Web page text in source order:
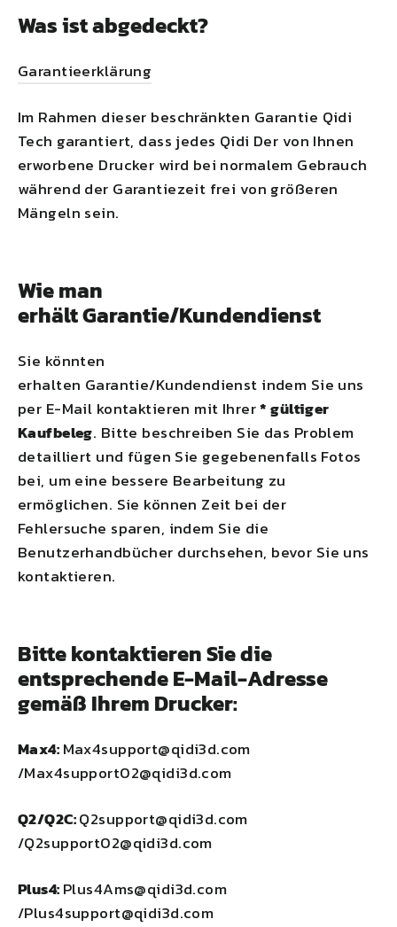
Was ist abgedeckt?
Garantieerklärung
Im Rahmen dieser beschränkten Garantie Qidi
Tech garantiert, dass jedes Qidi Der von Ihnen
erworbene Drucker wird bei normalem Gebrauch
während der Garantiezeit frei von größeren
Mängeln sein.
Wie man
erhält Garantie/Kundendienst
Sie könnten
erhalten Garantie/Kundendienst indem Sie uns
per E-Mail kontaktieren mit Ihrer* gültiger
Kaufbeleg. Bitte beschreiben Sie das Problem
detailliert und fügen Sie gegebenenfalls Fotos
bei, um eine bessere Bearbeitung zu
ermöglichen. Sie können Zeit bei der
Fehlersuche sparen, indem Sie die
Benutzerhandbücher durchsehen, bevor Sie uns
kontaktieren.
Bitte kontaktieren Sie die
entsprechende E-Mail-Adresse
gemäß Ihrem Drucker:
Max4:Max4support@qidi3d.com
/Max4support02@qidi3d.com
Q2/Q2C:Q2support@qidi3d.com
/Q2support02@qidi3d.com
Plus4:Plus4Ams@qidi3d.com
/Plus4support@qidi3d.com